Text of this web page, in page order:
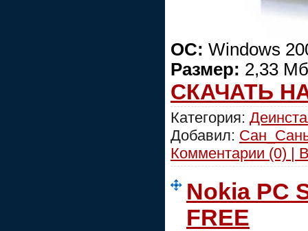
ОС: Windows
Размер: 2,33 Мб
СКАЧАТЬ
Категория:
Добавил:
Комментарии (0) |
Nokia PC
FREE